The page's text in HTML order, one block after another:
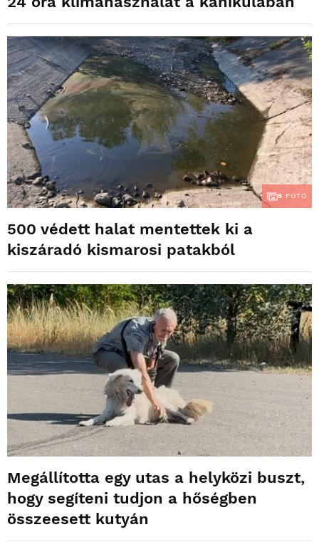
8 FOTÓ
500 védett halat mentettek ki a
kiszáradó kismarosi patakból
Megállította egy utas a helyközi buszt,
hogy segíteni tudjon a hőségben
összeesett kutyán